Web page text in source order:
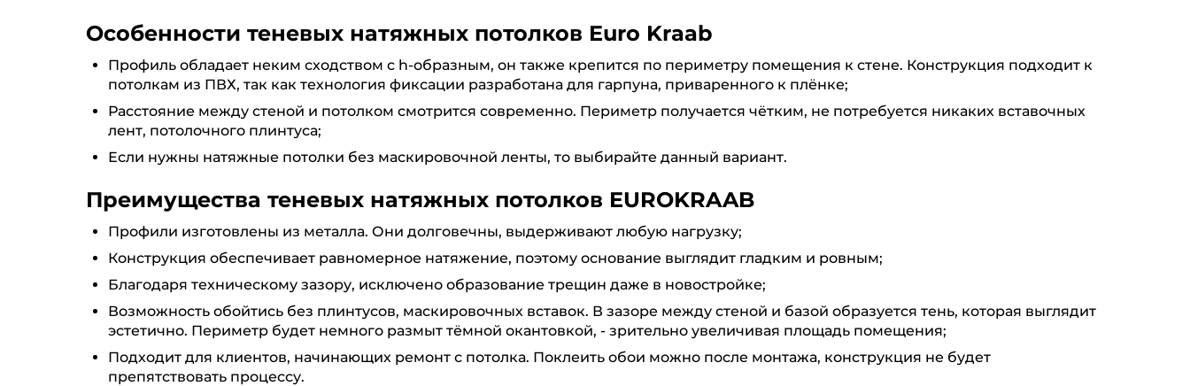
Особенности теневых натяжных потолков Euro Kraab
Профиль обладает неким сходством с h-образным, он также крепится по периметру помещения к стене. Конструкция подходит к
потолкам из ПВХ, так как технология фиксации разработана для гарпуна, приваренного к плёнке;
Расстояние между стеной и потолком смотрится современно. Периметр получается чётким, не потребуется никаких вставочных
лент, потолочного плинтуса;
Если нужны натяжные потолки без маскировочной ленты, то выбирайте данный вариант.
Преимущества теневых натяжных потолков EUROKRAAB
Профили изготовлены из металла. Они долговечны, выдерживают любую нагрузку;
Конструкция обеспечивает равномерное натяжение, поэтому основание выглядит гладким и ровным;
Благодаря техническому зазору, исключено образование трещин даже в новостройке;
Возможность обойтись без плинтусов, маскировочных вставок. В зазоре между стеной и базой образуется тень, которая выглядит
эстетично. Периметр будет немного размыт тёмной окантовкой, - зрительно увеличивая площадь помещения;
Подходит для клиентов, начинающих ремонт с потолка. Поклеить обои можно после монтажа, конструкция не будет
препятствовать процессу.